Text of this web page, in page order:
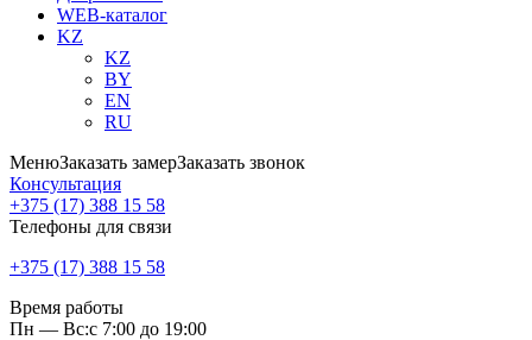
WEB-каталог
KZ
KZ
BY
EN
RU
МенюЗаказать замерЗаказать звонок
Консультация
+375 (17) 388 15 58
Телефоны для связи
+375 (17) 388 15 58
Время работы
Пн — Вс:с 7:00 до 19:00